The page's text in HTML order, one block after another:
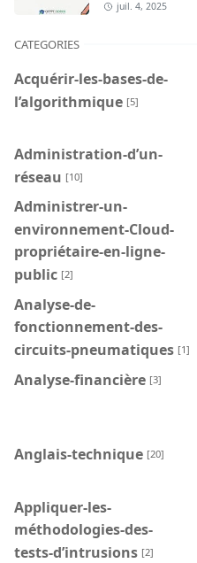
juil. 4, 2025
CATEGORIES
Acquérir-les-bases-de-
l’algorithmique [5]
Administration-d’un-
réseau [10]
Administrer-un-
environnement-Cloud-
propriétaire-en-ligne-
public [2]
Analyse-de-
fonctionnement-des-
circuits-pneumatiques [1]
Analyse-financière [3]
Anglais-technique [20]
Appliquer-les-
méthodologies-des-
tests-d’intrusions [2]